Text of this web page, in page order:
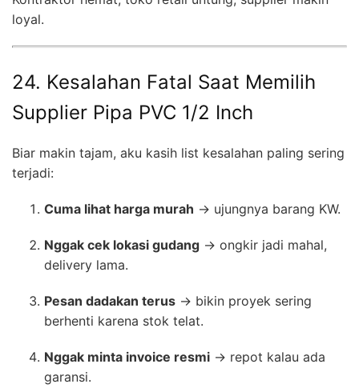
loyal.
24. Kesalahan Fatal Saat Memilih
Supplier Pipa PVC 1/2 Inch
Biar makin tajam, aku kasih list kesalahan paling sering
terjadi:
Cuma lihat harga murah → ujungnya barang KW.
Nggak cek lokasi gudang → ongkir jadi mahal,
delivery lama.
Pesan dadakan terus → bikin proyek sering
berhenti karena stok telat.
Nggak minta invoice resmi → repot kalau ada
garansi.